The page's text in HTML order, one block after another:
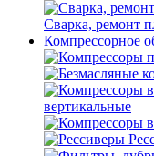
Сварка, ремонт
Компрессорное
вертикальные